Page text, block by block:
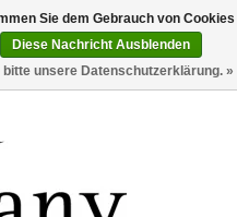
- 210 310 2
Sie dem Gebrauch von Cookies
Diese Nachricht Ausblenden
unsere Datenschutzerklärung. »